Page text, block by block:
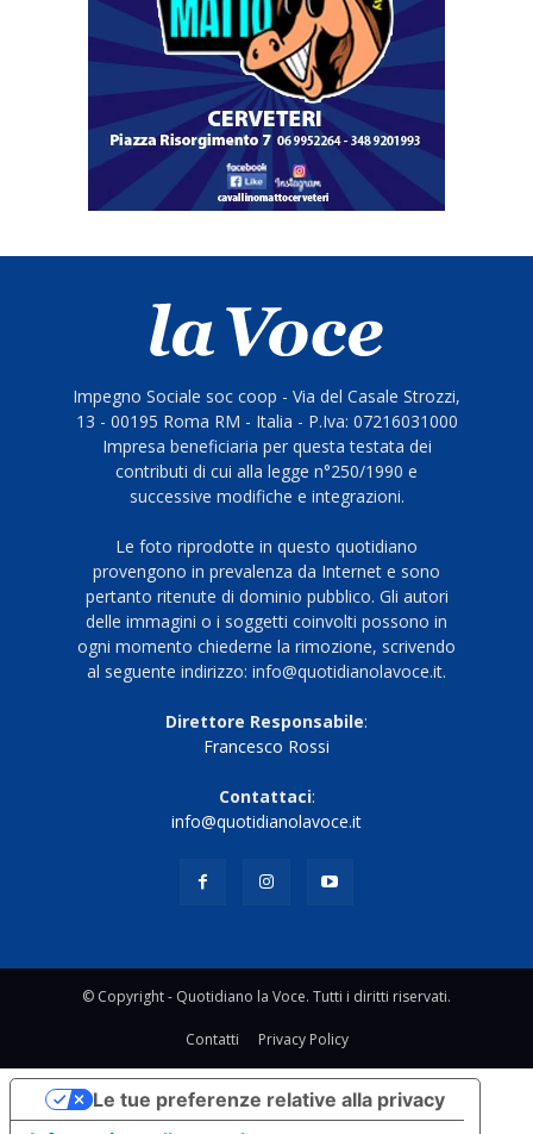
Impegno Sociale soc coop - Via del Casale Strozzi,
13 - 00195 Roma RM - Italia - P.Iva: 07216031000
Impresa beneficiaria per questa testata dei
contributi di cui alla legge n°250/1990 e
successive modifiche e integrazioni.
Le foto riprodotte in questo quotidiano
provengono in prevalenza da Internet e sono
pertanto ritenute di dominio pubblico. Gli autori
delle immagini o i soggetti coinvolti possono in
ogni momento chiederne la rimozione, scrivendo
al seguente indirizzo: info@quotidianolavoce.it.
Direttore Responsabile:
Francesco Rossi
Contattaci:
info@quotidianolavoce.it
© Copyright - Quotidiano la Voce. Tutti i diritti riservati.
Contatti Privacy Policy
Le tue preferenze relative alla privacy